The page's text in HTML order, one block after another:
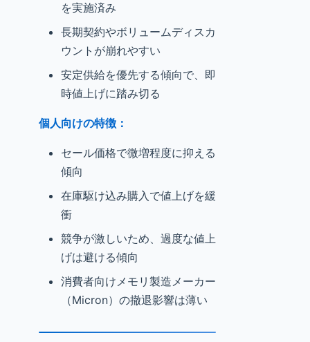
を実施済み
長期契約やボリュームディスカ
ウントが崩れやすい
安定供給を優先する傾向で、即
時値上げに踏み切る
個人向けの特徴：
セール価格で微増程度に抑える
傾向
在庫駆け込み購入で値上げを緩
衝
競争が激しいため、過度な値上
げは避ける傾向
消費者向けメモリ製造メーカー
（Micron）の撤退影響は薄い